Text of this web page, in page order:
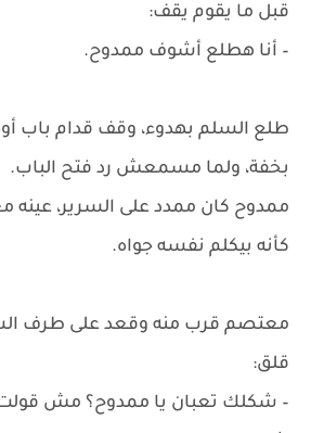
قبل ما يقوم يقف:
– أنا هطلع أشوف ممدوح.
طلع السلم بهدوء، وقف قدام باب
بخفة، ولما مسمعش رد فتح الباب.
ممدوح كان ممدد على السرير،
كأنه بيكلم نفسه جواه.
معتصم قرب منه وقعد على طرف
قلق:
– شكلك تعبان يا ممدوح؟ مش